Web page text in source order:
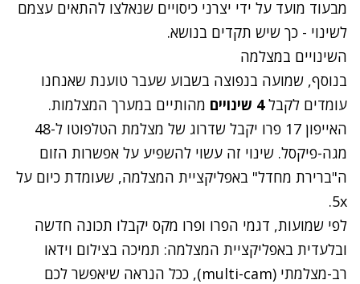
מבעוד מועד על ידי יצרני כיסויים שנאלצו להתאים עצמם
לשינוי - כך שיש תקדים בנושא.
השינויים במצלמה
בנוסף, שמועה בנפוצה בשבוע שעבר טוענת שאנחנו
עומדים לקבל4 שינויים
מהותיים במערך המצלמות.
האייפון 17 פרו יקבל שדרוג של מצלמת הטלפוטו ל-48
מגה-פיקסל. שינוי זה עשוי להשפיע על אפשרות הזום
ה"ברירת מחדל" באפליקציית המצלמה, שעומדת כיום על
5x.
לפי שמועות, דגמי הפרו ופרו מקס יקבלו תכונה חדשה
ובלעדית באפליקציית המצלמה: תמיכה בצילום וידאו
רב-מצלמתי (multi-cam), ככל הנראה שיאפשר לכם